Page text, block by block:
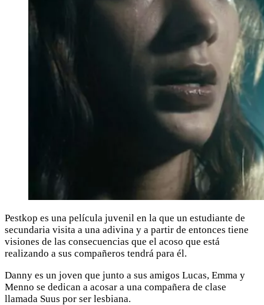
Pestkop es una película juvenil en la que un estudiante de
secundaria visita a una adivina y a partir de entonces tiene
visiones de las consecuencias que el acoso que está
realizando a sus compañeros tendrá para él.
Danny es un joven que junto a sus amigos Lucas, Emma y
Menno se dedican a acosar a una compañera de clase
llamada Suus por ser lesbiana.